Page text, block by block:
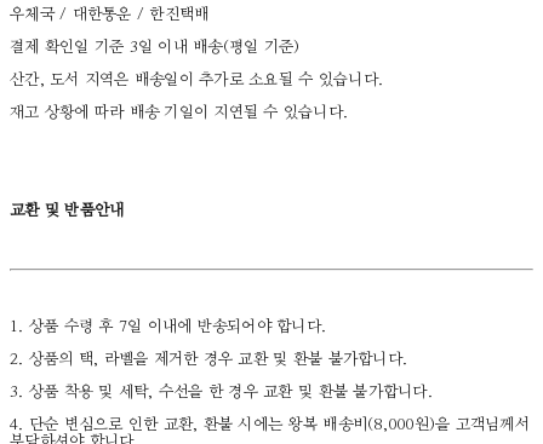
우체국 / 대한통운 / 한진택배
결제 확인일 기준 3일 이내 배송(평일 기준)
산간, 도서 지역은 배송일이 추가로 소요될 수 있습니다.
재고 상황에 따라 배송 기일이 지연될 수 있습니다.
교환 및 반품안내
1. 상품 수령 후 7일 이내에 반송되어야 합니다.
2. 상품의 택, 라벨을 제거한 경우 교환 및 환불 불가합니다.
3. 상품 착용 및 세탁, 수선을 한 경우 교환 및 환불 불가합니다.
4. 단순 변심으로 인한 교환, 환불 시에는 왕복 배송비(8,000원)을 고객님께서